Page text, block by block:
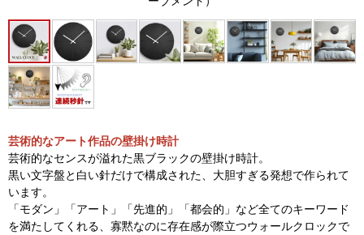
芸術的なアート作品の壁掛け時計
芸術的なセンスが溢れた黒ブラックの壁掛け時計。
黒い文字盤と白い針だけで構成された、大胆すぎる発想で作られて
います。
「モダン」「アート」「先進的」「都会的」など全てのキーワード
を満たしてくれる、寡黙なのに存在感が際立つウォールクロックで